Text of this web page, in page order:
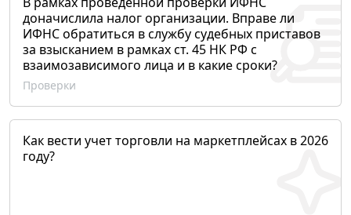
доначислила налог организации. Вправе ли
ИФНС обратиться в службу судебных приставов
за взысканием в рамках ст. 45 НК РФ с
взаимозависимого лица и в какие сроки?
Проверки
Как вести учет торговли на маркетплейсах в 2026
году?